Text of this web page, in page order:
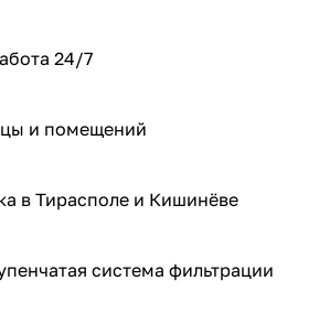
24/7
и помещений
в Тирасполе и Кишинёве
система фильтрации